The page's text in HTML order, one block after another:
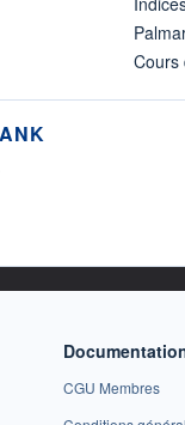
Cours
CGU Membres